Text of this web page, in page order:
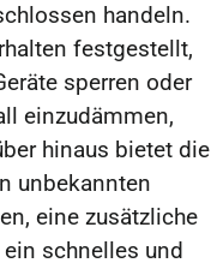
handeln.
festgestellt,
sperren oder
einzudämmen,
hinaus bietet die
unbekannten
eine zusätzliche
schnelles und